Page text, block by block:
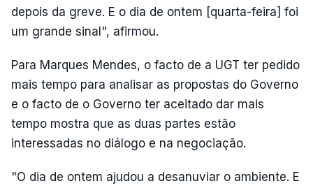
depois da greve. E o dia de ontem [quarta-feira] foi
um grande sinal", afirmou.
Para Marques Mendes, o facto de a UGT ter pedido
mais tempo para analisar as propostas do Governo
e o facto de o Governo ter aceitado dar mais
tempo mostra que as duas partes estão
interessadas no diálogo e na negociação.
"O dia de ontem ajudou a desanuviar o ambiente. E